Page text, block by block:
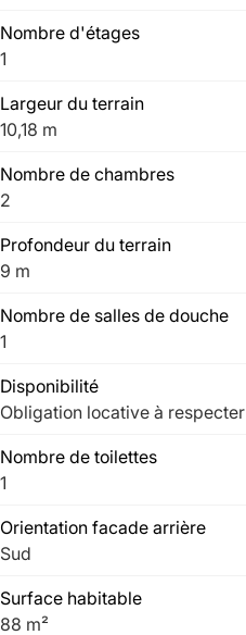
Nombre d'étages
1
Largeur du terrain
10,18 m
Nombre de chambres
2
Profondeur du terrain
9 m
Nombre de salles de douche
1
Disponibilité
Obligation locative à respecter
Nombre de toilettes
1
Orientation facade arrière
Sud
Surface habitable
88 m²